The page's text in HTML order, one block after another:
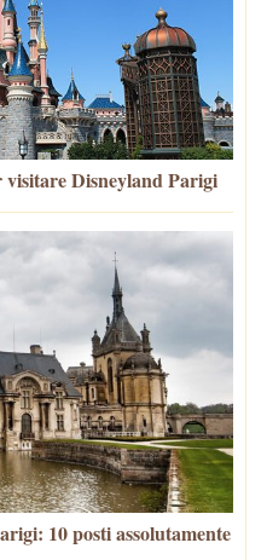
Disneyland Parigi
10 posti assolutamente